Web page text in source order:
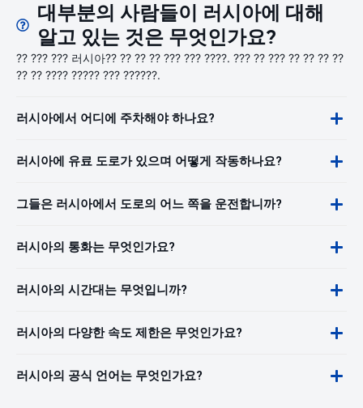
대부분의 사람들이 러시아에 대해
알고 있는 것은 무엇인가요?
?? ??? ??? 러시아?? ?? ?? ?? ??? ??? ????. ??? ?? ??? ?? ?? ?? ??
?? ?? ???? ????? ??? ??????.
러시아에서 어디에 주차해야 하나요?
러시아에 유료 도로가 있으며 어떻게 작동하나요?
그들은 러시아에서 도로의 어느 쪽을 운전합니까?
러시아의 통화는 무엇인가요?
러시아의 시간대는 무엇입니까?
러시아의 다양한 속도 제한은 무엇인가요?
러시아의 공식 언어는 무엇인가요?